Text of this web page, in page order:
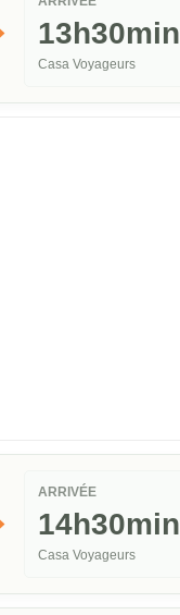
13h30min
Casa Voyageurs
ARRIVÉE
14h30min
Casa Voyageurs